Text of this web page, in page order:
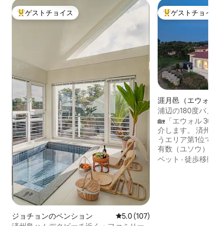
大好評のゲストチョイスです。
ゲストチョイス
ジョチョンのペンション レビュー107件、5つ星中5.0つ
5.0 (107)
大好評のゲスト
ゲストチョイス
涯月邑（エウォル
ンション
浦辺の180度パノ
14名の癒しスペー
ーベキュー、浦辺
🏡「エウォル 309
介します。 済州
うエリア第1位で
有数（ユソウ）ア
（エウォル）309
ペット ·徒歩移動